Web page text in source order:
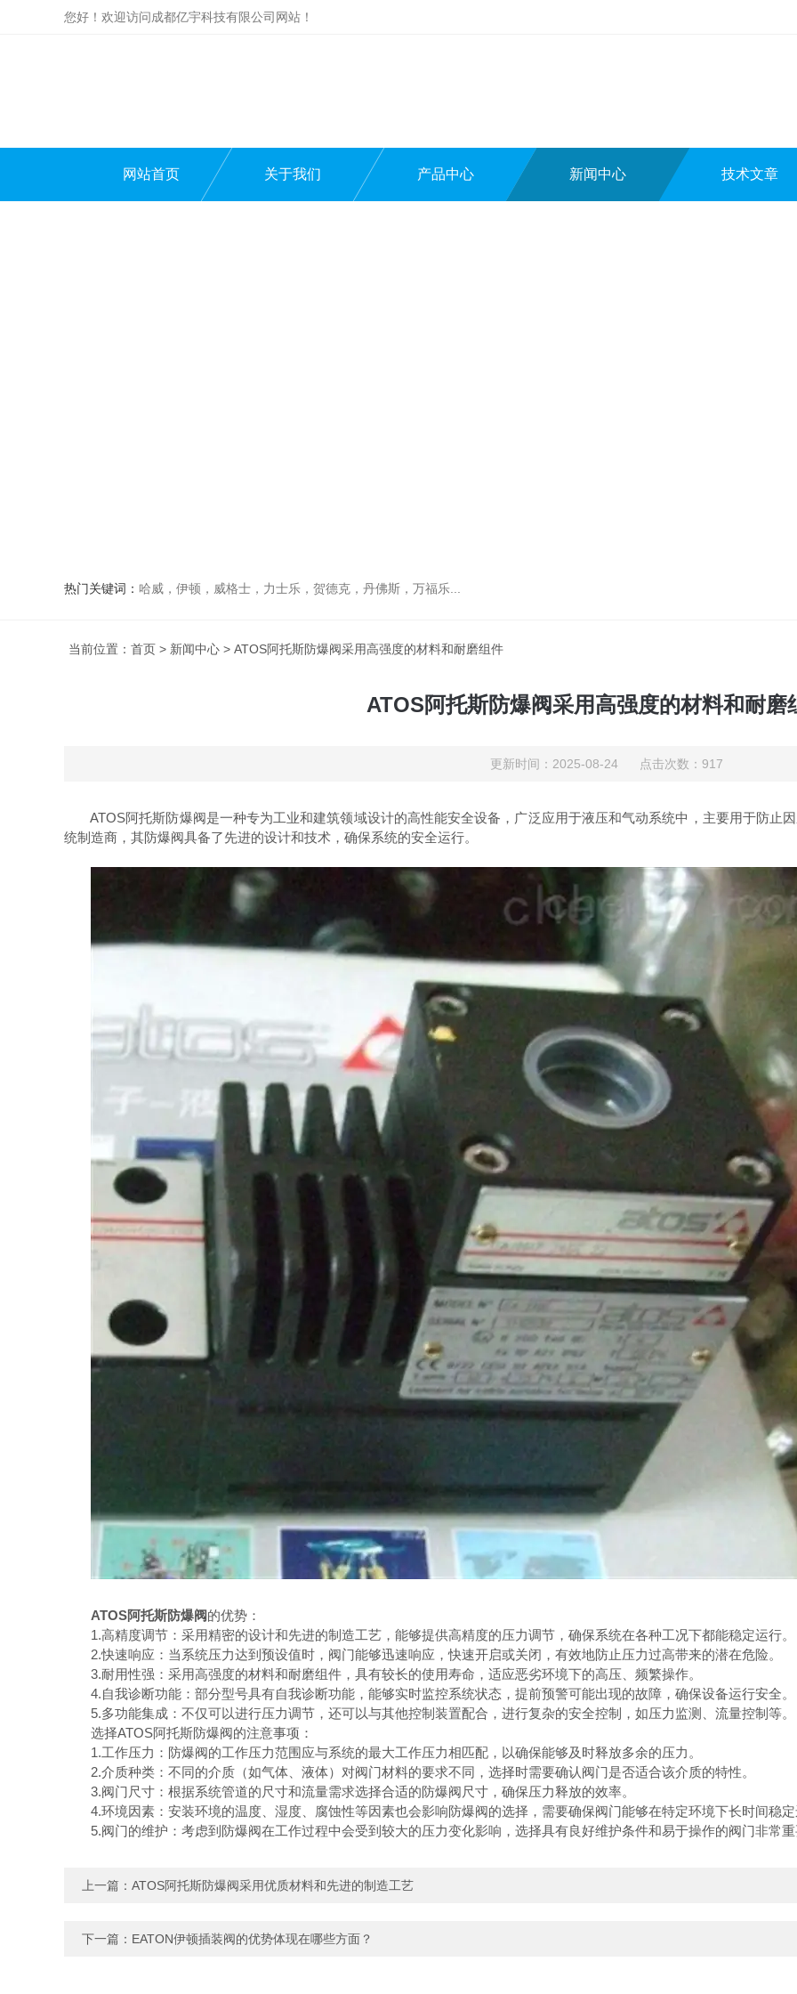
您好！欢迎访问成都亿宇科技有限公司网站！
网站首页 关于我们 产品中心 新闻中心 技术文章
热门关键词： 哈威，伊顿，威格士，力士乐，贺德克，丹佛斯，万福乐...
当前位置： 首页 > 新闻中心 > ATOS阿托斯防爆阀采用高强度的材料和耐磨组件
ATOS阿托斯防爆阀采用高强度的材料和耐磨
更新时间：2025-08-24 点击次数：917
ATOS阿托斯防爆阀是一种专为工业和建筑领域设计的高性能安全设备，广泛应用于液压和气动系统中，主要用于防止
统制造商，其防爆阀具备了先进的设计和技术，确保系统的安全运行。
ATOS阿托斯防爆阀的优势：
1.高精度调节：采用精密的设计和先进的制造工艺，能够提供高精度的压力调节，确保系统在各种工况下都能稳定运行。
2.快速响应：当系统压力达到预设值时，阀门能够迅速响应，快速开启或关闭，有效地防止压力过高带来的潜在危险。
3.耐用性强：采用高强度的材料和耐磨组件，具有较长的使用寿命，适应恶劣环境下的高压、频繁操作。
4.自我诊断功能：部分型号具有自我诊断功能，能够实时监控系统状态，提前预警可能出现的故障，确保设备运行安全。
5.多功能集成：不仅可以进行压力调节，还可以与其他控制装置配合，进行复杂的安全控制，如压力监测、流量控制等。
选择ATOS阿托斯防爆阀的注意事项：
1.工作压力：防爆阀的工作压力范围应与系统的最大工作压力相匹配，以确保能够及时释放多余的压力。
2.介质种类：不同的介质（如气体、液体）对阀门材料的要求不同，选择时需要确认阀门是否适合该介质的特性。
3.阀门尺寸：根据系统管道的尺寸和流量需求选择合适的防爆阀尺寸，确保压力释放的效率。
4.环境因素：安装环境的温度、湿度、腐蚀性等因素也会影响防爆阀的选择，需要确保阀门能够在特定环境下长时间稳
5.阀门的维护：考虑到防爆阀在工作过程中会受到较大的压力变化影响，选择具有良好维护条件和易于操作的阀门非常
上一篇： ATOS阿托斯防爆阀采用优质材料和先进的制造工艺
下一篇： EATON伊顿插装阀的优势体现在哪些方面？